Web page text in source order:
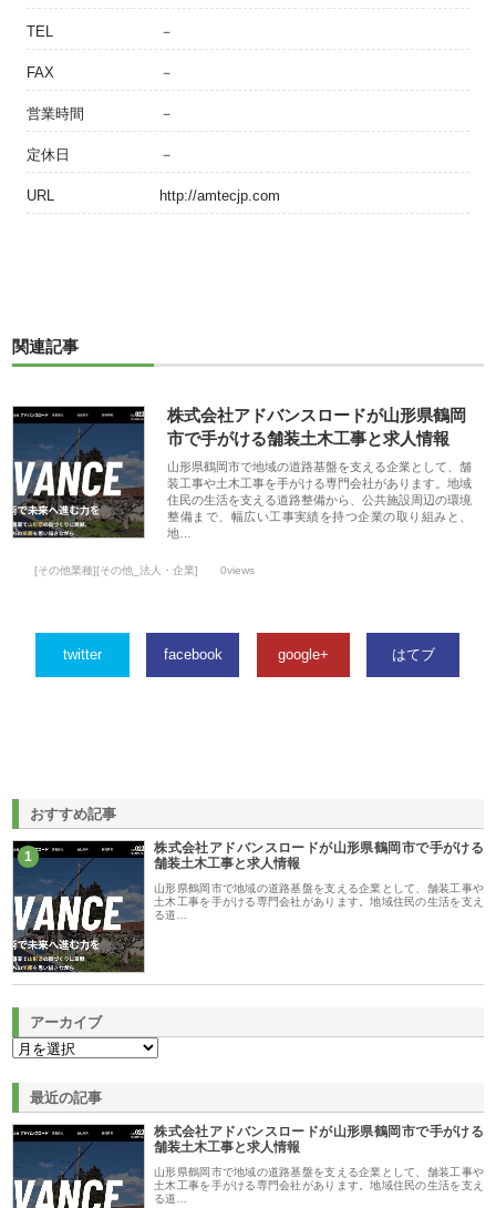
TEL －
FAX －
営業時間 －
定休日 －
URL http://amtecjp.com
関連記事
株式会社アドバンスロードが山形県鶴岡
市で手がける舗装土木工事と求人情報
山形県鶴岡市で地域の道路基盤を支える企業として、舗
装工事や土木工事を手がける専門会社があります。地域
住民の生活を支える道路整備から、公共施設周辺の環境
整備まで、幅広い工事実績を持つ企業の取り組みと、
地…
[その他業種][その他_法人・企業] 0views
twitter facebook google+ はてブ
おすすめ記事
1
株式会社アドバンスロードが山形県鶴岡市で手がける
舗装土木工事と求人情報
山形県鶴岡市で地域の道路基盤を支える企業として、舗装工事や
土木工事を手がける専門会社があります。地域住民の生活を支え
る道…
アーカイブ
最近の記事
株式会社アドバンスロードが山形県鶴岡市で手がける
舗装土木工事と求人情報
山形県鶴岡市で地域の道路基盤を支える企業として、舗装工事や
土木工事を手がける専門会社があります。地域住民の生活を支え
る道…